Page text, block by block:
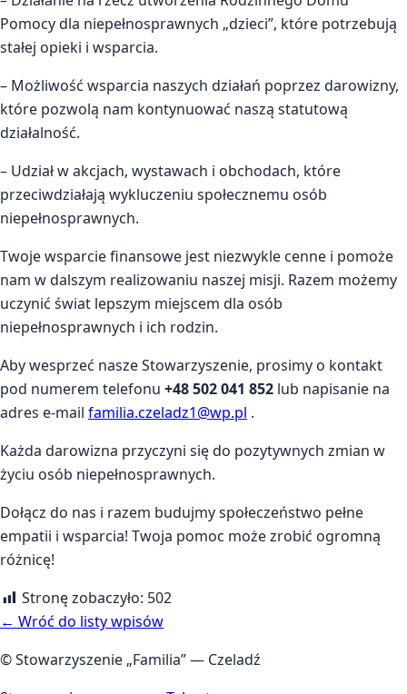
Pomocy dla niepełnosprawnych „dzieci”, które potrzebują
stałej opieki i wsparcia.
– Możliwość wsparcia naszych działań poprzez darowizny,
które pozwolą nam kontynuować naszą statutową
działalność.
– Udział w akcjach, wystawach i obchodach, które
przeciwdziałają wykluczeniu społecznemu osób
niepełnosprawnych.
Twoje wsparcie finansowe jest niezwykle cenne i pomoże
nam w dalszym realizowaniu naszej misji. Razem możemy
uczynić świat lepszym miejscem dla osób
niepełnosprawnych i ich rodzin.
Aby wesprzeć nasze Stowarzyszenie, prosimy o kontakt
pod numerem telefonu +48 502 041 852 lub napisanie na
adres e-mail familia.czeladz1@wp.pl .
Każda darowizna przyczyni się do pozytywnych zmian w
życiu osób niepełnosprawnych.
Dołącz do nas i razem budujmy społeczeństwo pełne
empatii i wsparcia! Twoja pomoc może zrobić ogromną
różnicę!
Stronę zobaczyło: 502
← Wróć do listy wpisów
© Stowarzyszenie „Familia” — Czeladź